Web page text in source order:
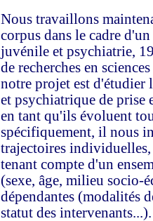
Nous travaillons
corpus dans le cadre
juvénile et psychiatrie,
de recherches en
notre projet est d'étudier
et psychiatrique de prise
en tant qu'ils évoluent
spécifiquement, il nous
trajectoires individuelles,
tenant compte d'un
(sexe, âge, milieu socio-
dépendantes (modalités
statut des intervenants...).